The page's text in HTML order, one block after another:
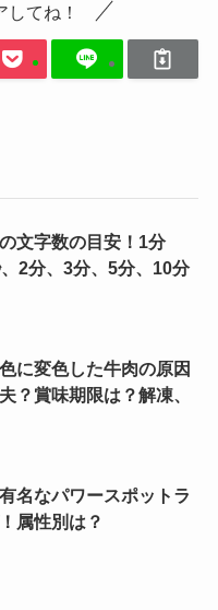
てね！
文字数の目安！1分
2分、3分、5分、10分
に変色した牛肉の原因
？賞味期限は？解凍、
名なパワースポットラ
属性別は？